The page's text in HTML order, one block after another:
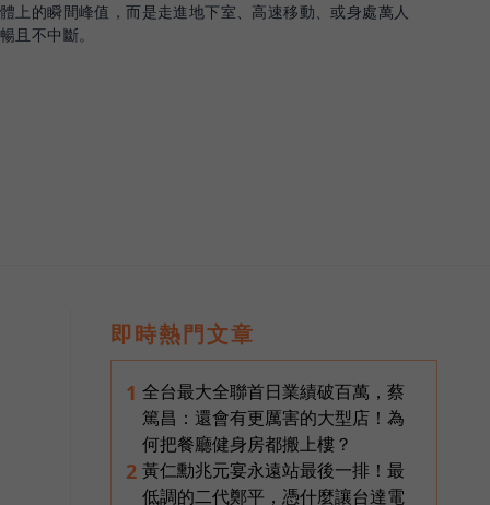
上的瞬間峰值，而是走進地下室、高速移動、或身處萬人
且不中斷。
即時熱門文章
1 全台最大全聯首日業績破百萬，蔡
篤昌：還會有更厲害的大型店！為
何把餐廳健身房都搬上樓？
2 黃仁勳兆元宴永遠站最後一排！最
低調的二代鄭平，憑什麼讓台達電